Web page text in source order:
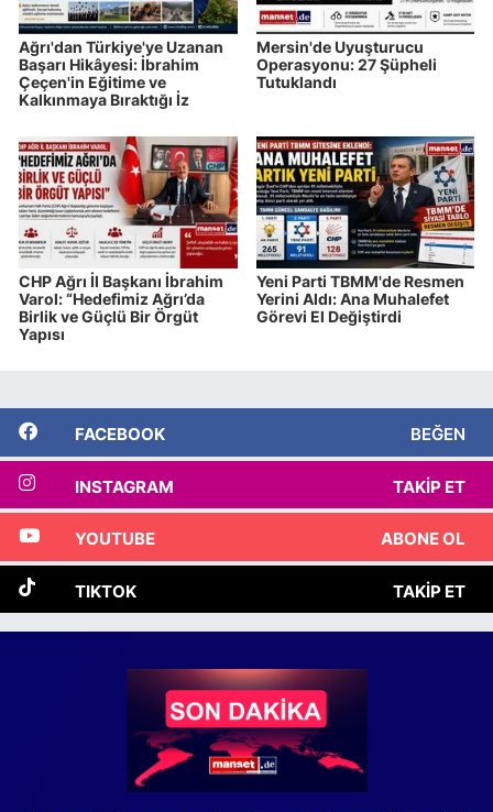
Ağrı'dan Türkiye'ye Uzanan
Başarı Hikâyesi: İbrahim
Çeçen'in Eğitime ve
Kalkınmaya Bıraktığı İz
Mersin'de Uyuşturucu
Operasyonu: 27 Şüpheli
Tutuklandı
CHP Ağrı İl Başkanı İbrahim
Varol: “Hedefimiz Ağrı’da
Birlik ve Güçlü Bir Örgüt
Yapısı
Yeni Parti TBMM'de Resmen
Yerini Aldı: Ana Muhalefet
Görevi El Değiştirdi
FACEBOOK BEĞEN
INSTAGRAM TAKIP ET
YOUTUBE ABONE OL
TIKTOK TAKIP ET